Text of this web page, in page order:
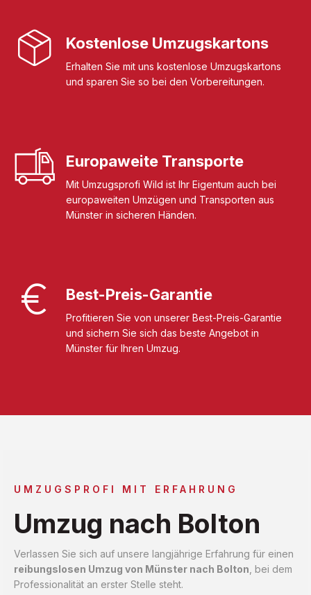
Kostenlose Umzugskartons
Erhalten Sie mit uns kostenlose Umzugskartons
und sparen Sie so bei den Vorbereitungen.
Europaweite Transporte
Mit Umzugsprofi Wild ist Ihr Eigentum auch bei
europaweiten Umzügen und Transporten aus
Münster in sicheren Händen.
Best-Preis-Garantie
Profitieren Sie von unserer Best-Preis-Garantie
und sichern Sie sich das beste Angebot in
Münster für Ihren Umzug.
UMZUGSPROFI MIT ERFAHRUNG
Umzug nach Bolton
Verlassen Sie sich auf unsere langjährige Erfahrung für einen
reibungslosen Umzug von Münster nach Bolton , bei dem
Professionalität an erster Stelle steht.